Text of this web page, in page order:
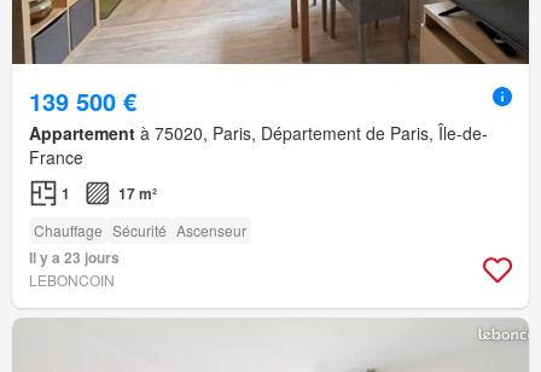
139 500 €
Appartement à 75020, Paris, Département de Paris, Île-de-
France
1 17 m²
Chauffage Sécurité Ascenseur
Il y a 23 jours
LEBONCOIN